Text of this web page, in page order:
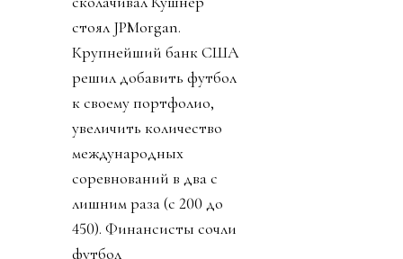
стоял JPMorgan.
Крупнейший банк США
решил добавить футбол
к своему портфолио,
увеличить количество
международных
соревнований в два с
лишним раза (с 200 до
450). Финансисты сочли
футбол